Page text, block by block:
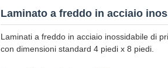
Laminato a freddo in acciaio
Laminati a freddo in acciaio inossidabile di
con dimensioni standard 4 piedi x 8 piedi.